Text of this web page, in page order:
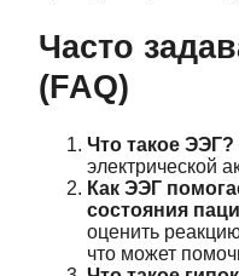
Часто
(FAQ)
Что такое ЭЭГ?
электрической
Как ЭЭГ
состояния
оценить
что может